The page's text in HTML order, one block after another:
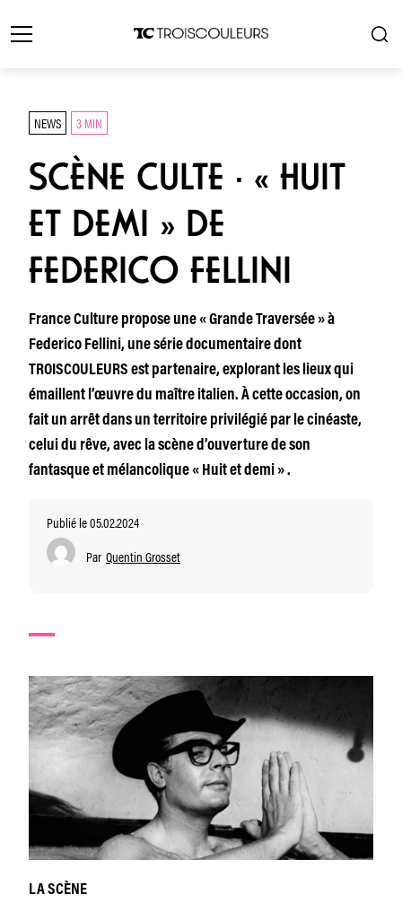
NEWS 3 MIN
SCÈNE CULTE · « HUIT
ET DEMI » DE
FEDERICO FELLINI
France Culture propose une « Grande Traversée » à
Federico Fellini, une série documentaire dont
TROISCOULEURS est partenaire, explorant les lieux qui
émaillent l’œuvre du maître italien. À cette occasion, on
fait un arrêt dans un territoire privilégié par le cinéaste,
celui du rêve, avec la scène d’ouverture de son
fantasque et mélancolique « Huit et demi » .
Publié le 05.02.2024
Par Quentin Grosset
LA SCÈNE